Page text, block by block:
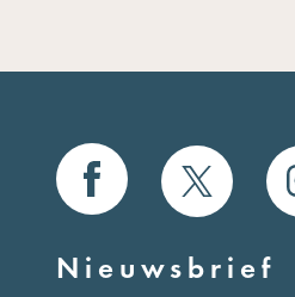
Nieuwsbrief